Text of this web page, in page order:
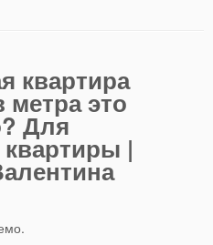
квартира
это
Для
|